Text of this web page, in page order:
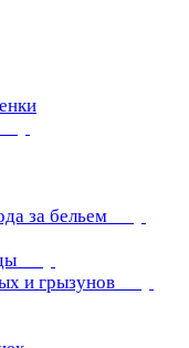
за бельем
и грызунов